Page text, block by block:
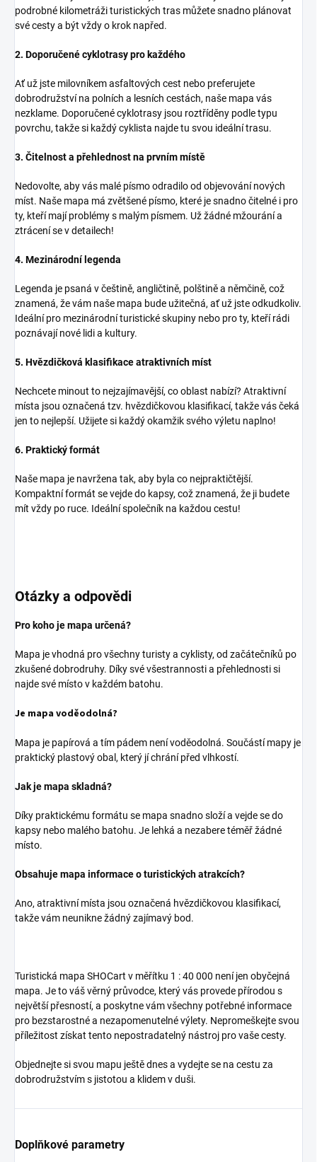
podrobné kilometráži turistických tras můžete snadno plánovat
své cesty a být vždy o krok napřed.
2. Doporučené cyklotrasy pro každého
Ať už jste milovníkem asfaltových cest nebo preferujete
dobrodružství na polních a lesních cestách, naše mapa vás
nezklame. Doporučené cyklotrasy jsou roztříděny podle typu
povrchu, takže si každý cyklista najde tu svou ideální trasu.
3. Čitelnost a přehlednost na prvním místě
Nedovolte, aby vás malé písmo odradilo od objevování nových
míst. Naše mapa má zvětšené písmo, které je snadno čitelné i pro
ty, kteří mají problémy s malým písmem. Už žádné mžourání a
ztrácení se v detailech!
4. Mezinárodní legenda
Legenda je psaná v češtině, angličtině, polštině a němčině, což
znamená, že vám naše mapa bude užitečná, ať už jste odkudkoliv.
Ideální pro mezinárodní turistické skupiny nebo pro ty, kteří rádi
poznávají nové lidi a kultury.
5. Hvězdičková klasifikace atraktivních míst
Nechcete minout to nejzajímavější, co oblast nabízí? Atraktivní
místa jsou označená tzv. hvězdičkovou klasifikací, takže vás čeká
jen to nejlepší. Užijete si každý okamžik svého výletu naplno!
6. Praktický formát
Naše mapa je navržena tak, aby byla co nejpraktičtější.
Kompaktní formát se vejde do kapsy, což znamená, že ji budete
mít vždy po ruce. Ideální společník na každou cestu!
Otázky a odpovědi
Pro koho je mapa určená?
Mapa je vhodná pro všechny turisty a cyklisty, od začátečníků po
zkušené dobrodruhy. Díky své všestrannosti a přehlednosti si
najde své místo v každém batohu.
Je mapa voděodolná?
Mapa je papírová a tím pádem není voděodolná. Součástí mapy je
praktický plastový obal, který jí chrání před vlhkostí.
Jak je mapa skladná?
Díky praktickému formátu se mapa snadno složí a vejde se do
kapsy nebo malého batohu. Je lehká a nezabere téměř žádné
místo.
Obsahuje mapa informace o turistických atrakcích?
Ano, atraktivní místa jsou označená hvězdičkovou klasifikací,
takže vám neunikne žádný zajímavý bod.
Turistická mapa SHOCart v měřítku 1 : 40 000 není jen obyčejná
mapa. Je to váš věrný průvodce, který vás provede přírodou s
největší přesností, a poskytne vám všechny potřebné informace
pro bezstarostné a nezapomenutelné výlety. Nepromeškejte svou
příležitost získat tento nepostradatelný nástroj pro vaše cesty.
Objednejte si svou mapu ještě dnes a vydejte se na cestu za
dobrodružstvím s jistotou a klidem v duši.
Doplňkové parametry